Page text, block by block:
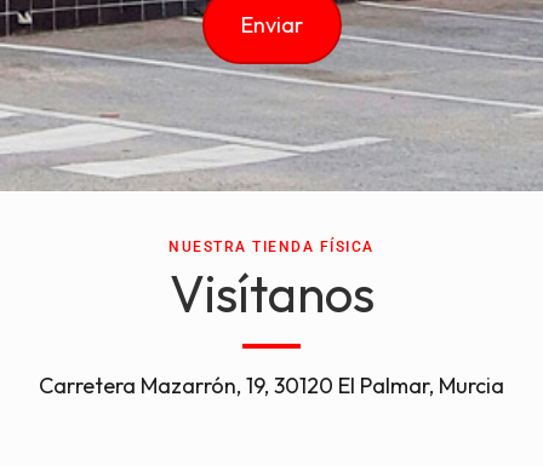
NUESTRA TIENDA FÍSICA
Visítanos
Carretera Mazarrón, 19, 30120 El Palmar, Murcia